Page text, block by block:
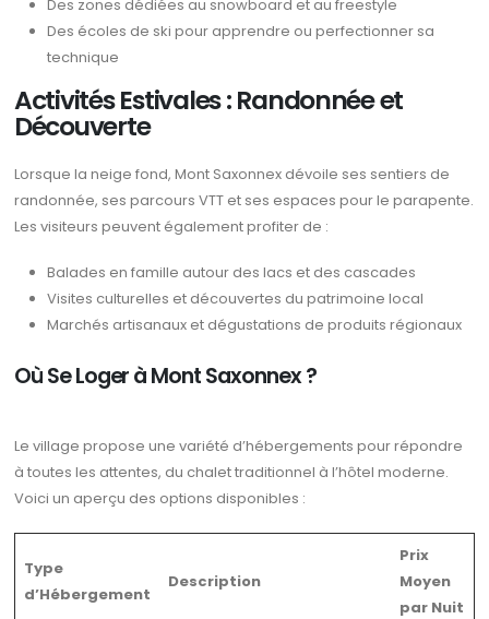
Des zones dédiées au snowboard et au freestyle
Des écoles de ski pour apprendre ou perfectionner sa
technique
Activités Estivales : Randonnée et
Découverte
Lorsque la neige fond, Mont Saxonnex dévoile ses sentiers de
randonnée, ses parcours VTT et ses espaces pour le parapente.
Les visiteurs peuvent également profiter de :
Balades en famille autour des lacs et des cascades
Visites culturelles et découvertes du patrimoine local
Marchés artisanaux et dégustations de produits régionaux
Où Se Loger à Mont Saxonnex ?
Le village propose une variété d’hébergements pour répondre
à toutes les attentes, du chalet traditionnel à l’hôtel moderne.
Voici un aperçu des options disponibles :
Type
d’Hébergement
Description
Prix
Moyen
par Nuit